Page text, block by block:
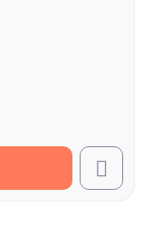
Call